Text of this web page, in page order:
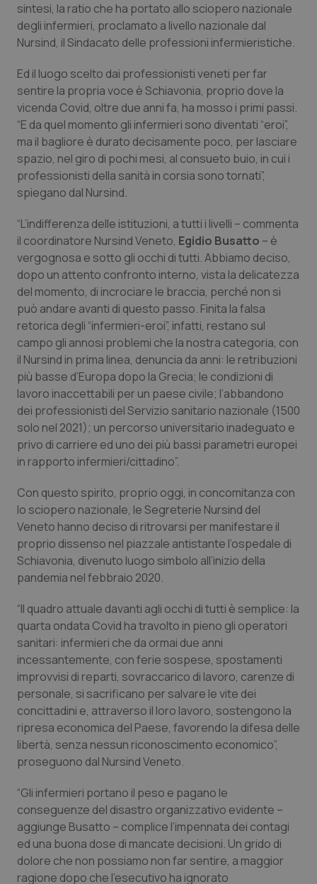
Emilia-Romagna
Friuli Venezia Giulia
Lazio
Liguria
Lombardia
Marche
Molise
Piemonte
Provincia Autonoma di Bolzano
Provincia Autonoma di Trento
Puglia
Sardegna
Sicilia
Toscana
Umbria
Valle D’Aosta
Veneto
Colesterolo & coronaropatie
Dermatite Atopica
Diabete & glucometri
Disturbi dell’umore
Dolore
Donna & Salute
Epatiti
HIV
Infezioni & Febbre
Ipertensione & Scompenso
Malattie rare
Malattia di Crohn & Rettocolite Ulcerosa
Neuroscienze & patologie neurodegenerative
Obesità
Oftalmologia
Oncodermatologia
Oncoematologia
Oncologia & Nutrizione
Psoriasi & pelle
Quotidiano Cardiologia
Quotidiano Chirurgia
Quotidiano Oncologia
Quotidiano Pediatria
Rene & patologie urogenitali
sintesi, la ratio che ha portato allo sciopero nazionale
degli infermieri, proclamato a livello nazionale dal
Nursind, il Sindacato delle professioni infermieristiche.
Ed il luogo scelto dai professionisti veneti per far
sentire la propria voce è Schiavonia, proprio dove la
vicenda Covid, oltre due anni fa, ha mosso i primi passi.
“E da quel momento gli infermieri sono diventati “eroi”,
ma il bagliore è durato decisamente poco, per lasciare
spazio, nel giro di pochi mesi, al consueto buio, in cui i
professionisti della sanità in corsia sono tornati”,
spiegano dal Nursind.
“L’indifferenza delle istituzioni, a tutti i livelli – commenta
il coordinatore Nursind Veneto, Egidio Busatto – è
vergognosa e sotto gli occhi di tutti. Abbiamo deciso,
dopo un attento confronto interno, vista la delicatezza
del momento, di incrociare le braccia, perché non si
può andare avanti di questo passo. Finita la falsa
retorica degli “infermieri-eroi”, infatti, restano sul
campo gli annosi problemi che la nostra categoria, con
il Nursind in prima linea, denuncia da anni: le retribuzioni
più basse d’Europa dopo la Grecia; le condizioni di
lavoro inaccettabili per un paese civile; l’abbandono
dei professionisti del Servizio sanitario nazionale (1500
solo nel 2021); un percorso universitario inadeguato e
privo di carriere ed uno dei più bassi parametri europei
in rapporto infermieri/cittadino”.
Con questo spirito, proprio oggi, in concomitanza con
lo sciopero nazionale, le Segreterie Nursind del
Veneto hanno deciso di ritrovarsi per manifestare il
proprio dissenso nel piazzale antistante l’ospedale di
Schiavonia, divenuto luogo simbolo all’inizio della
pandemia nel febbraio 2020.
“Il quadro attuale davanti agli occhi di tutti è semplice: la
quarta ondata Covid ha travolto in pieno gli operatori
sanitari: infermieri che da ormai due anni
incessantemente, con ferie sospese, spostamenti
improvvisi di reparti, sovraccarico di lavoro, carenze di
personale, si sacrificano per salvare le vite dei
concittadini e, attraverso il loro lavoro, sostengono la
ripresa economica del Paese, favorendo la difesa delle
libertà, senza nessun riconoscimento economico”,
proseguono dal Nursind Veneto.
“Gli infermieri portano il peso e pagano le
conseguenze del disastro organizzativo evidente –
aggiunge Busatto – complice l’impennata dei contagi
ed una buona dose di mancate decisioni. Un grido di
dolore che non possiamo non far sentire, a maggior
ragione dopo che l’esecutivo ha ignorato